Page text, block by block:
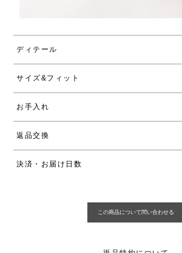
ディテール
サイズ&フィット
お手入れ
返品交換
決済・お届け日数